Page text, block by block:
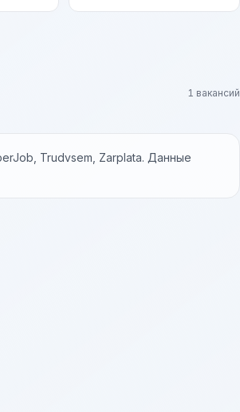
1 вакансий
Trudvsem, Zarplata. Данные